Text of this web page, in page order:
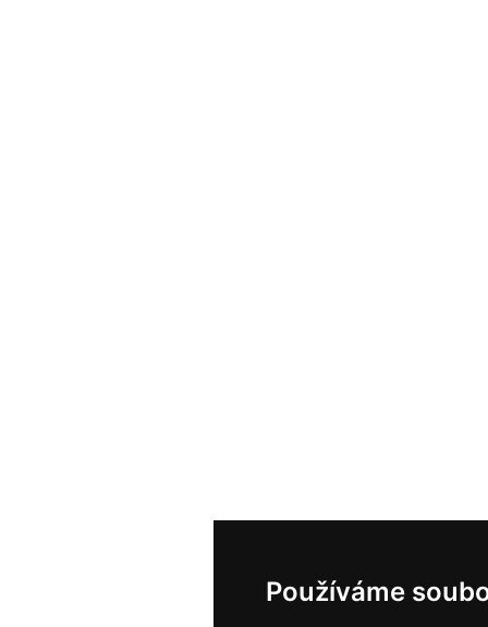
Používáme